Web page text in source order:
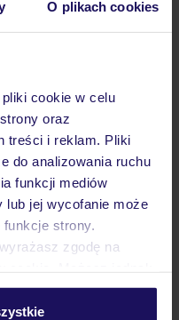
O plikach cookies
cookie w celu
oraz
treści i reklam. Pliki
do analizowania ruchu
funkcji mediów
lub jej wycofanie może
funkcje strony.
zgodę na
w zakładkę